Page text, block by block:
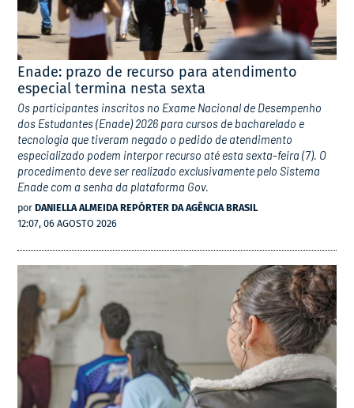
Enade: prazo de recurso para atendimento
especial termina nesta sexta
Os participantes inscritos no Exame Nacional de Desempenho
dos Estudantes (Enade) 2026 para cursos de bacharelado e
tecnologia que tiveram negado o pedido de atendimento
especializado podem interpor recurso até esta sexta-feira (7). O
procedimento deve ser realizado exclusivamente pelo Sistema
Enade com a senha da plataforma Gov.
por DANIELLA ALMEIDA REPÓRTER DA AGÊNCIA BRASIL
12:07, 06 AGOSTO 2026